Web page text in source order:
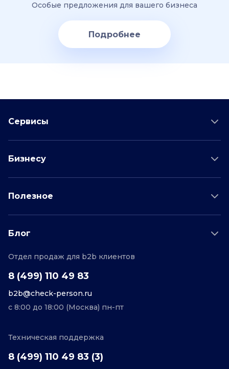
Особые предложения для вашего бизнеса
Подробнее
Сервисы
Проверка водителя
Бизнесу
Проверка по отраслям
Полезное
О проекте
Персональные данные
Блог
Редакционная политика
Отдел продаж для b2b клиентов
8 (499) 110 49 83
b2b@check-person.ru
с 8:00 до 18:00 (Москва) пн-пт
Техническая поддержка
8 (499) 110 49 83 (3)